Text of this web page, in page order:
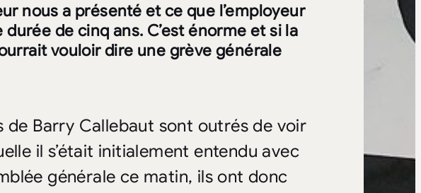
nous a présenté et ce que l’employeur
de cinq ans. C’est énorme et si la
vouloir dire une grève générale
de Barry Callebaut sont outrés de voir
il s’était initialement entendu avec
générale ce matin, ils ont donc